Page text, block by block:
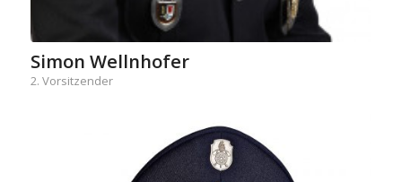
Simon Wellnhofer
2. Vorsitzender